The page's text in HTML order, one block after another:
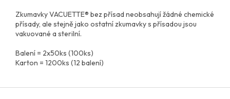
Zkumavky VACUETTE® bez přísad neobsahují žádné chemické
přísady, ale stejně jako ostatní zkumavky s přísadou jsou
vakuované a sterilní.
Balení = 2x50ks (100ks)
Karton = 1200ks (12 balení)
Z